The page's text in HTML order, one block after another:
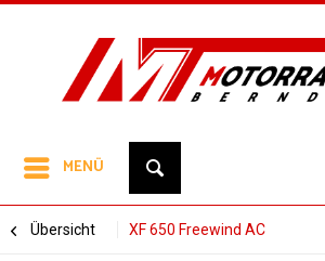
MENÜ
Übersicht XF 650 Freewind AC